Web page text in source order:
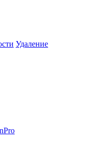
Удаление